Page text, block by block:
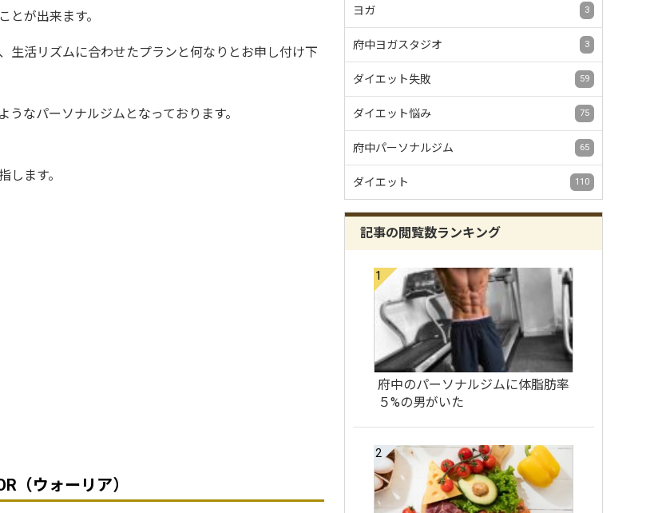
が出来ます。
生活リズムに合わせたプランと何なりとお申し付け下
なパーソナルジムとなっております。
ます。
（ウォーリア）
ヨガ 3
府中ヨガスタジオ 3
ダイエット失敗 59
ダイエット悩み 75
府中パーソナルジム 65
ダイエット 110
記事の閲覧数ランキング
府中のパーソナルジムに体脂肪率
５%の男がいた